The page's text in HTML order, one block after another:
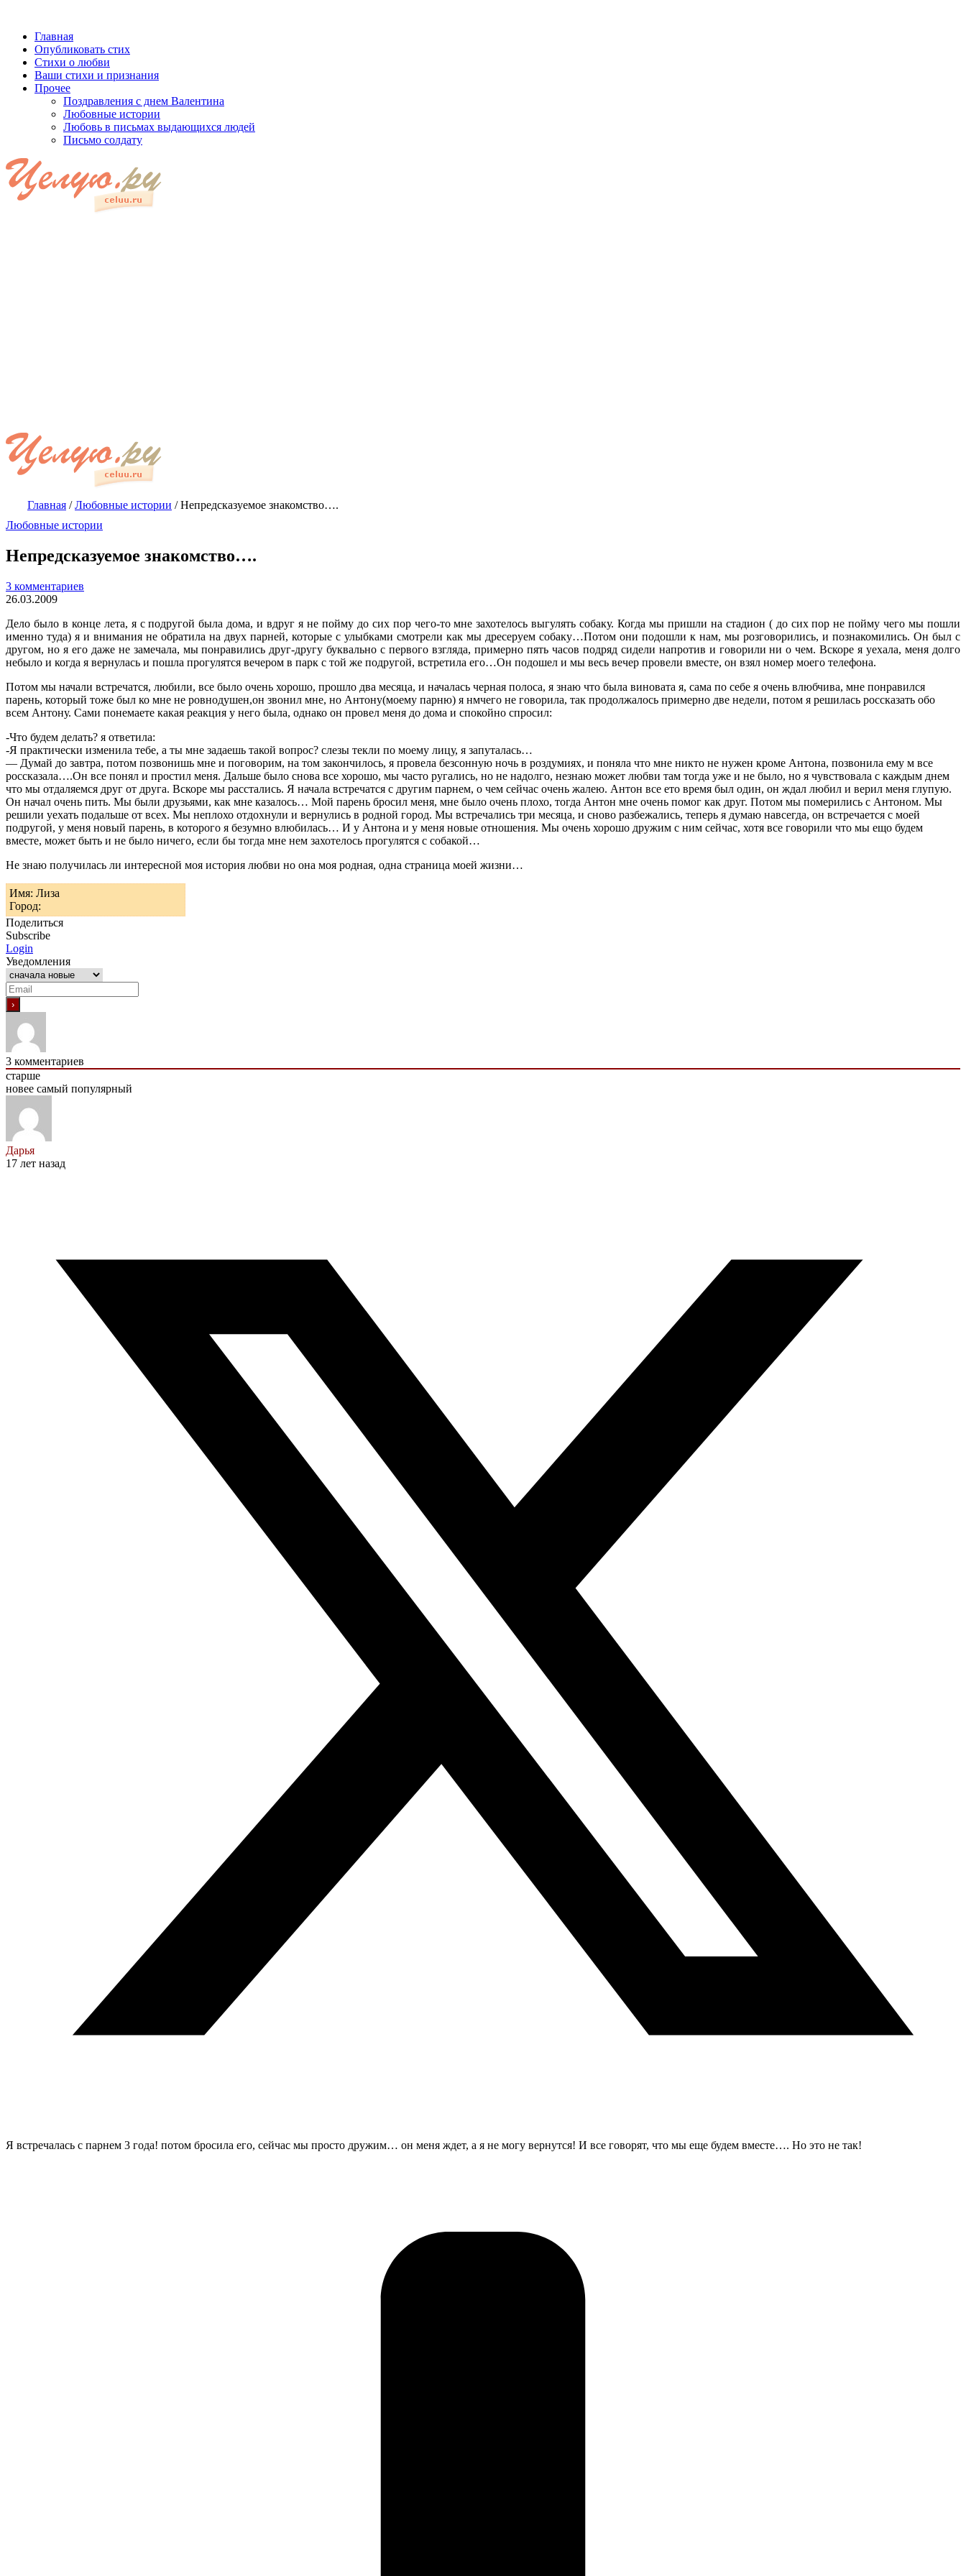
Главная
Опубликовать стих
Стихи о любви
Ваши стихи и признания
Прочее
Поздравления с днем Валентина
Любовные истории
Любовь в письмах выдающихся людей
Письмо солдату
Главная /Любовные истории /Непредсказуемое знакомство….
Любовные истории
Непредсказуемое знакомство….
3 комментариев
26.03.2009
Дело было в конце лета, я с подругой была дома, и вдруг я не пойму до сих пор чего-то мне захотелось выгулять собаку. Когда мы пришли на стадион ( до сих пор не пойму чего мы пошли
именно туда) я и внимания не обратила на двух парней, которые с улыбками смотрели как мы дресеруем собаку…Потом они подошли к нам, мы розговорились, и познакомились. Он был с
другом, но я его даже не замечала, мы понравились друг-другу буквально с первого взгляда, примерно пять часов подряд сидели напротив и говорили ни о чем. Вскоре я уехала, меня долго
небыло и когда я вернулась и пошла прогулятся вечером в парк с той же подругой, встретила его…Он подошел и мы весь вечер провели вместе, он взял номер моего телефона.
Потом мы начали встречатся, любили, все было очень хорошо, прошло два месяца, и началась черная полоса, я знаю что была виновата я, сама по себе я очень влюбчива, мне понравился
парень, который тоже был ко мне не ровнодушен,он звонил мне, но Антону(моему парню) я нмчего не говорила, так продолжалось примерно две недели, потом я решилась россказать обо
всем Антону. Сами понемаете какая реакция у него была, однако он провел меня до дома и спокойно спросил:
-Что будем делать? я ответила:
-Я практически изменила тебе, а ты мне задаешь такой вопрос? слезы текли по моему лицу, я запуталась…
— Думай до завтра, потом позвонишь мне и поговорим, на том закончилось, я провела безсонную ночь в роздумиях, и поняла что мне никто не нужен кроме Антона, позвонила ему м все
россказала….Он все понял и простил меня. Дальше было снова все хорошо, мы часто ругались, но не надолго, незнаю может любви там тогда уже и не было, но я чувствовала с каждым днем
что мы отдаляемся друг от друга. Вскоре мы расстались. Я начала встречатся с другим парнем, о чем сейчас очень жалею. Антон все ето время был один, он ждал любил и верил меня глупую.
Он начал очень пить. Мы были друзьями, как мне казалось… Мой парень бросил меня, мне было очень плохо, тогда Антон мне очень помог как друг. Потом мы померились с Антоном. Мы
решили уехать подальше от всех. Мы неплохо отдохнули и вернулись в родной город. Мы встречались три месяца, и сново разбежались, теперь я думаю навсегда, он встречается с моей
подругой, у меня новый парень, в которого я безумно влюбилась… И у Антона и у меня новые отношения. Мы очень хорошо дружим с ним сейчас, хотя все говорили что мы ещо будем
вместе, может быть и не было ничего, если бы тогда мне нем захотелось прогулятся с собакой…
Не знаю получилась ли интересной моя история любви но она моя родная, одна страница моей жизни…
Имя: Лиза
Город:
Поделиться
Subscribe
Login
Уведомления
3 комментариев
старше
новее самый популярный
Дарья
17 лет назад
Я встречалась с парнем 3 года! потом бросила его, сейчас мы просто дружим… он меня ждет, а я не могу вернутся! И все говорят, что мы еще будем вместе…. Но это не так!